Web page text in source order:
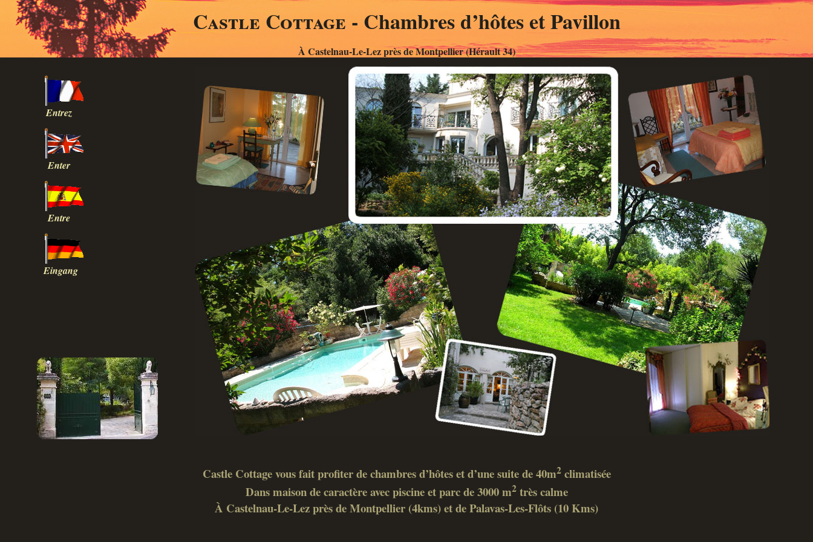
Castle Cottage - Chambres d’hôtes et Pavillon
À Castelnau-Le-Lez près de Montpellier (Hérault 34)
Entrez
Enter
Entre
Eingang
Castle Cottage vous fait profiter de chambres d’hôtes et d’une suite de 40m2climatisée
Dans maison de caractère avec piscine et parc de 3000 m2très calme
À Castelnau-Le-Lez près de Montpellier (4kms) et de Palavas-Les-Flôts (10 Kms)